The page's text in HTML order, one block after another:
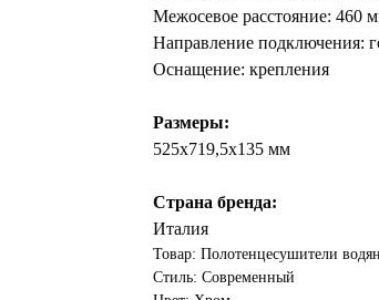
Межосевое расстояние: 460
Направление подключения:
Оснащение: крепления
Размеры:
525x719,5x135 мм
Страна бренда:
Италия
Товар: Полотенцесушители
Стиль: Современный